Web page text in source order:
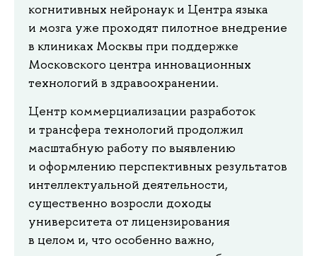
когнитивных нейронаук и Центра языка
и мозга уже проходят пилотное внедрение
в клиниках Москвы при поддержке
Московского центра инновационных
технологий в здравоохранении.
Центр коммерциализации разработок
и трансфера технологий продолжил
масштабную работу по выявлению
и оформлению перспективных результатов
интеллектуальной деятельности,
существенно возросли доходы
университета от лицензирования
в целом и, что особенно важно,